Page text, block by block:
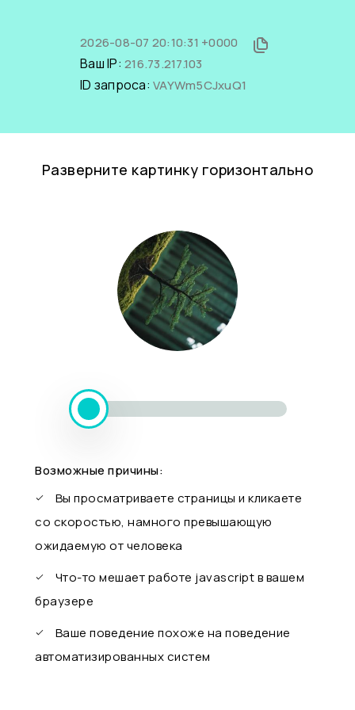
2026-08-07 20:10:31 +0000
Ваш IP: 216.73.217.103
ID запроса: VAYWm5CJxuQ1
Разверните картинку горизонтально
Возможные причины:
Вы просматриваете страницы и кликаете
со скоростью, намного превышающую
ожидаемую от человека
Что-то мешает работе javascript в вашем
браузере
Ваше поведение похоже на поведение
автоматизированных систем